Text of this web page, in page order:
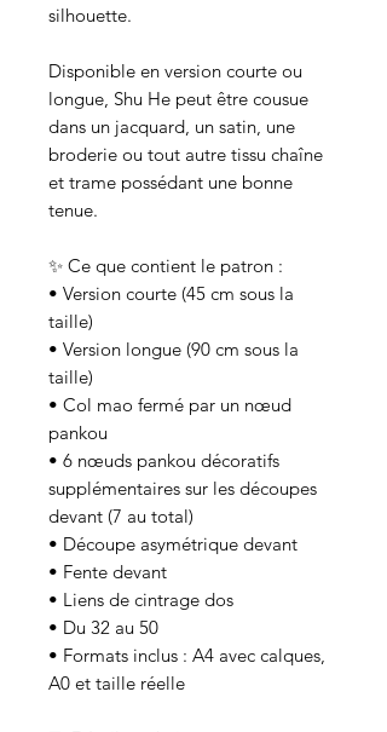
silhouette.
Disponible en version courte ou
longue, Shu He peut être cousue
dans un jacquard, un satin, une
broderie ou tout autre tissu chaîne
et trame possédant une bonne
tenue.
✨ Ce que contient le patron :
• Version courte (45 cm sous la
taille)
• Version longue (90 cm sous la
taille)
• Col mao fermé par un nœud
pankou
• 6 nœuds pankou décoratifs
supplémentaires sur les découpes
devant (7 au total)
• Découpe asymétrique devant
• Fente devant
• Liens de cintrage dos
• Du 32 au 50
• Formats inclus : A4 avec calques,
A0 et taille réelle